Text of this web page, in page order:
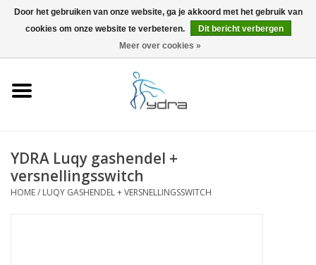
0 Artikelen - €0,00
Info
YDRA Luqy gashendel +
versnellingsswitch
HOME/ LUQY GASHENDEL + VERSNELLINGSSWITCH
Door het gebruiken van onze website, ga je akkoord met het gebruik van
cookies om onze website te verbeteren.
Dit bericht verbergen
Meer over cookies »